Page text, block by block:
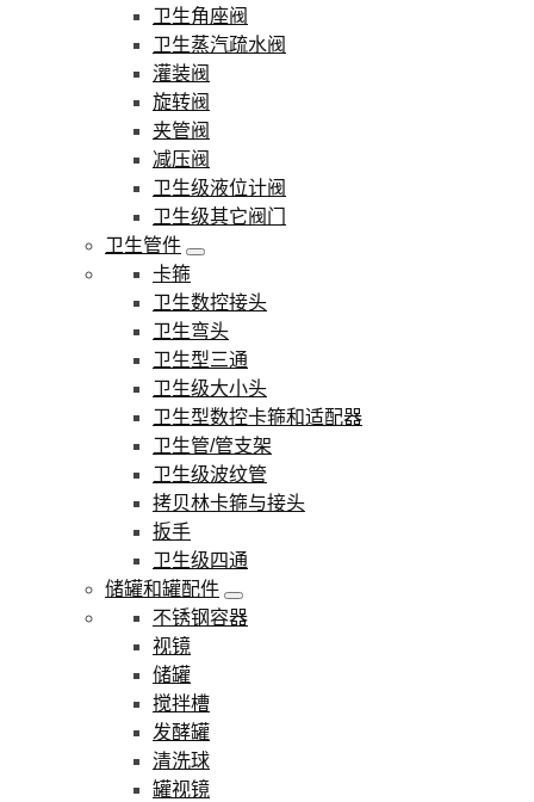
卫生角座阀
卫生蒸汽疏水阀
灌装阀
旋转阀
夹管阀
减压阀
卫生级液位计阀
卫生级其它阀门
卫生管件
卡箍
卫生数控接头
卫生弯头
卫生型三通
卫生级大小头
卫生型数控卡箍和适配器
卫生管/管支架
卫生级波纹管
拷贝林卡箍与接头
扳手
卫生级四通
储罐和罐配件
不锈钢容器
视镜
储罐
搅拌槽
发酵罐
清洗球
罐视镜